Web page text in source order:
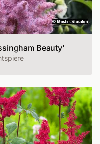
Beauty'